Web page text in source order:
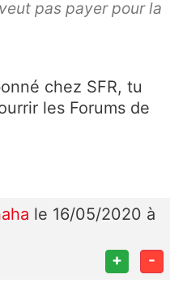
pas payer pour la
chez SFR, tu
les Forums de
le 16/05/2020 à
+ -